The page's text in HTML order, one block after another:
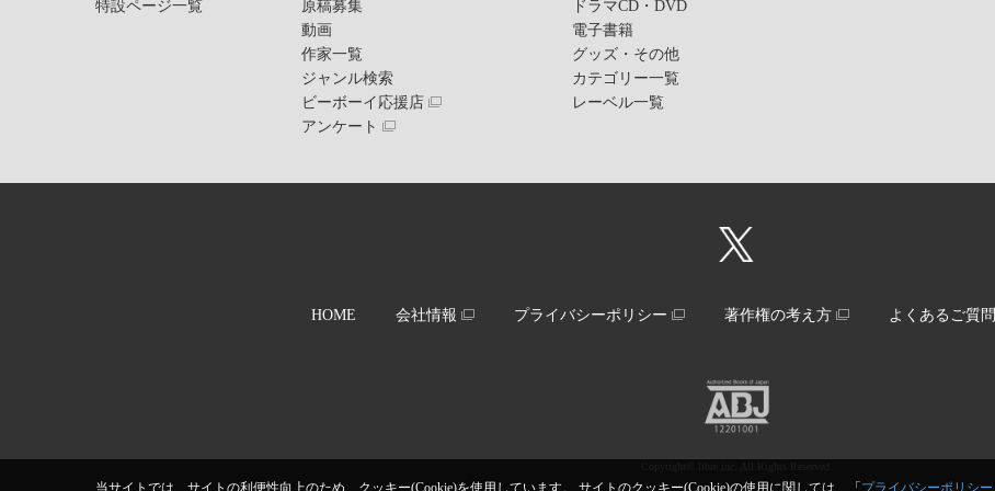
当サイトでは、サイトの利便性向上のため、クッキー(Cookie)を使用しています。 サイトのクッキー(Cookie)の使用に関しては、「 プライバシーポリシー
特設ページ一覧
原稿募集
動画
作家一覧
ジャンル検索
ビーボーイ応援店
アンケート
ドラマCD・DVD
電子書籍
グッズ・その他
カテゴリー一覧
レーベル一覧
HOME 会社情報 プライバシーポリシー 著作権の考え方 よくあるご質問